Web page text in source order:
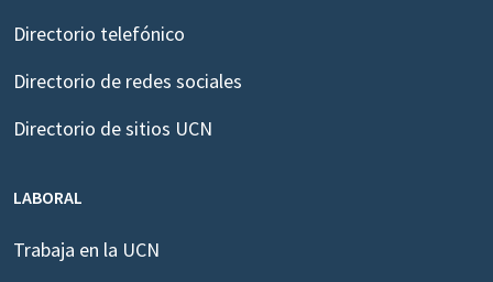
Directorio telefónico
Directorio de redes sociales
Directorio de sitios UCN
LABORAL
Trabaja en la UCN